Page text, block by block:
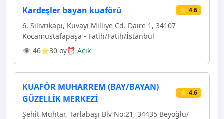
Kardeşler bayan kuaförü ⭐ 4.6
6, Silivrikapı, Kuvayi Milliye Cd. Daire 1, 34107
Kocamustafapaşa - Fatih/Fatih/İstanbul
👁 46⭐30 oy⏰ Açık
KUAFÖR MUHARREM (BAY/BAYAN)
GÜZELLİK MERKEZİ
⭐ 4.6
Şehit Muhtar, Tarlabaşı Blv No:21, 34435 Beyoğlu/